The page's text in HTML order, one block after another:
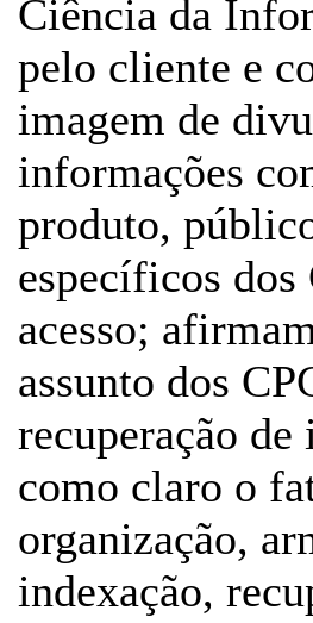
Ciência da
pelo cliente e
imagem de
informações
produto,
específicos dos
acesso;
assunto dos
recuperação
como claro o
organização,
indexação,